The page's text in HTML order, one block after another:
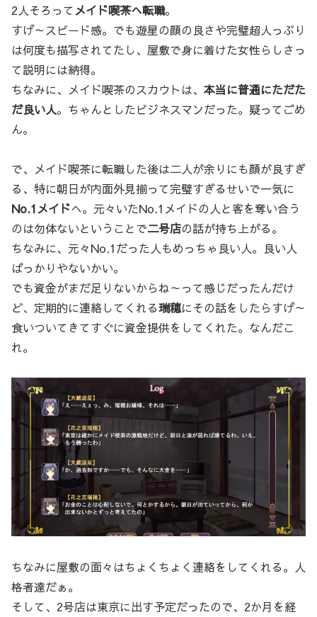
2人そろってメイド喫茶へ転職。
すげ～スピード感。でも遊星の顔の良さや完璧超人っぷり
は何度も描写されてたし、屋敷で身に着けた女性らしさっ
て説明には納得。
ちなみに、メイド喫茶のスカウトは、 本当に普通にただた
だ良い人。ちゃんとしたビジネスマンだった。疑ってごめ
ん。
で、メイド喫茶に転職した後は二人が余りにも顔が良すぎ
る、特に朝日が内面外見揃って完璧すぎるせいで一気に
No.1メイドへ。元々いたNo.1メイドの人と客を奪い合う
のは勿体ないということで二号店の話が持ち上がる。
ちなみに、元々No.1だった人もめっちゃ良い人。良い人
ばっかりやないかい。
でも資金がまだ足りないからね～って感じだったんだけ
ど、定期的に連絡してくれる瑞穂にその話をしたらすげ～
食いついてきてすぐに資金提供をしてくれた。なんだこ
れ。
ちなみに屋敷の面々はちょくちょく連絡をしてくれる。人
格者達だぁ。
そして、2号店は東京に出す予定だったので、2か月を経